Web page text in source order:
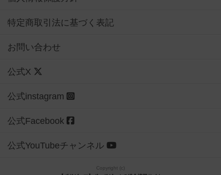
特定商取引法に基づく表記
お問い合わせ
公式X
公式instagram
公式Facebook
公式YouTubeチャンネル
Copyright (c)